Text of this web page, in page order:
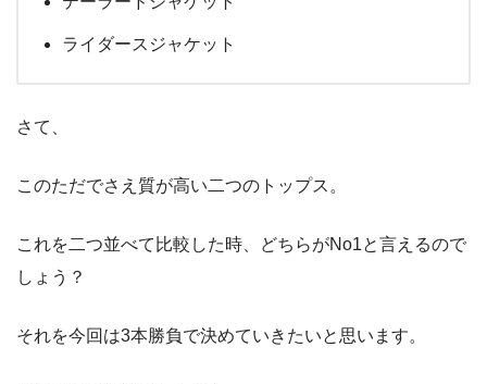
ライダースジャケット
さて、
このただでさえ質が高い二つのトップス。
これを二つ並べて比較した時、どちらがNo1と言えるので
しょう？
それを今回は3本勝負で決めていきたいと思います。